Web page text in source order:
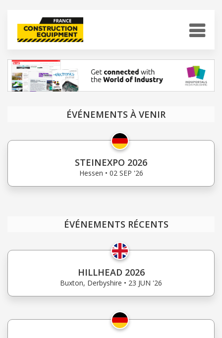
ÉVÉNEMENTS À VENIR
STEINEXPO 2026
Hessen • 02 SEP '26
ÉVÉNEMENTS RÉCENTS
HILLHEAD 2026
Buxton, Derbyshire • 23 JUN '26